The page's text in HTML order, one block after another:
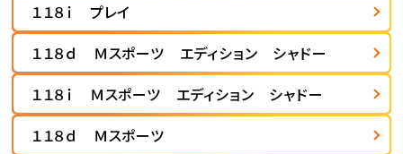
１１８ｉ プレイ
１１８ｄ Ｍスポーツ エディション シャドー
１１８ｉ Ｍスポーツ エディション シャドー
１１８ｄ Ｍスポーツ